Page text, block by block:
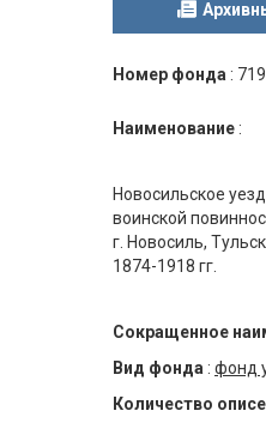
Номер фонда : 719
Наименование :
Новосильское
воинской
г. Новосиль,
1874-1918 гг.
Сокращенное
Вид фонда : фонд
Количество